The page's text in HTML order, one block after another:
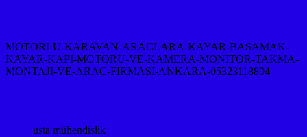
MOTORLU-KARAVAN-ARACLARA-KAYAR-BASAMAK-
KAYAR-KAPI-MOTORU-VE-KAMERA-MONITOR-TAKMA-
MONTAJI-VE-ARAC-FIRMASI-ANKARA-05323118894
usta mühendislik